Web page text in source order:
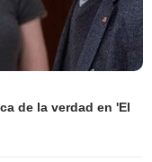
de la verdad en 'El